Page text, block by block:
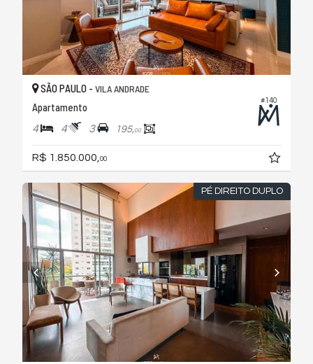
#140
SÃO PAULO - VILA ANDRADE
Apartamento
4 4 3 195,00
R$ 1.850.000,00
PÉ DIREITO DUPLO